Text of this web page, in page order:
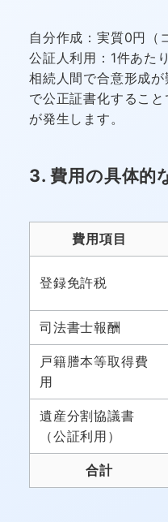
自分作成：実質0円（
公証人利用：1件あた
相続人間で合意形成
で公正証書化するこ
が発生します。
3. 費用の具体的
費用項目
登録免許税
司法書士報酬
戸籍謄本等取得費
用
遺産分割協議書
（公証利用）
合計